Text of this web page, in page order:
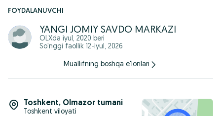
или от 4-х батареек АА;
- простое пользовательское меню позволяет быстро
установить нужные параметры;
- сменная сетка из нержавеющей стали;
- возможность установки картриджа с полифосфатной
- эстетичный дизайн;
- возможность переориентации экрана и органов
управления на противоположную сторону;
- эффективный не химический способ очистки воды.
FOYDALANUVCHI
YANGI JOMIY SAVDO MARKAZI
OLXda iyul, 2020 beri
So'nggi faollik 12-iyul, 2026
Muallifning boshqa e'lonlari
Toshkent, Olmazor tumani
Toshkent viloyati